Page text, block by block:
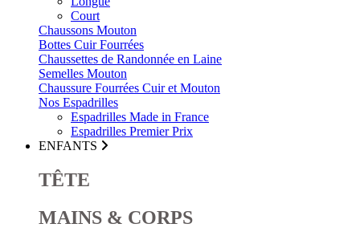
Court
Chaussons Mouton
Bottes Cuir Fourrées
Chaussettes de Randonnée en Laine
Semelles Mouton
Chaussure Fourrées Cuir et Mouton
Nos Espadrilles
Espadrilles Made in France
Espadrilles Premier Prix
ENFANTS
TÊTE
MAINS & CORPS